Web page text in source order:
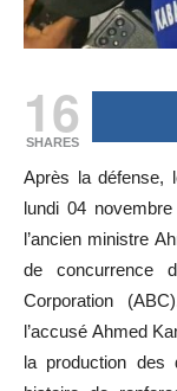
16
SHARES
Après la défense,
lundi 04
l’ancien ministre
de concurrence
Corporation
l’accusé Ahmed
la production des